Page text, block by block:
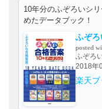
10年分のふぞろいシ
めたデータブック！
ふぞろ
posted
ふぞろ
2018年
楽天ブ